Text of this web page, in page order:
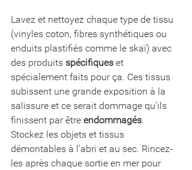
Lavez et nettoyez chaque type de tissu
(vinyles coton, fibres synthétiques ou
enduits plastifiés comme le skaï) avec
des produits spécifiques et
spécialement faits pour ça. Ces tissus
subissent une grande exposition à la
salissure et ce serait dommage qu’ils
finissent par être endommagés.
Stockez les objets et tissus
démontables à l’abri et au sec. Rincez-
les après chaque sortie en mer pour